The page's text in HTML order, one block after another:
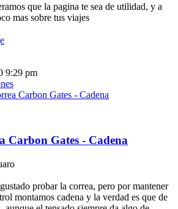
que la pagina te sea de utilidad, y a
mas sobre tus viajes
9:29 pm
Carbon Gates - Cadena
Carbon Gates - Cadena
probar la correa, pero por mantener
montamos cadena y la verdad es que de